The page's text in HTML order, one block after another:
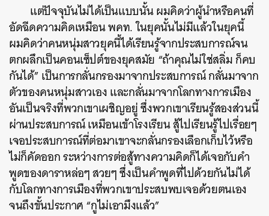
แต่ปัจจุบันไม่ได้เป็นแบบนั้น ผมคิดว่าผู้นำหรือคนที่
อัดฉีดความคิดเหมือน พคท. ในยุคนั้นไม่มีแล้วในยุคนี้
ผมคิดว่าคนหนุ่มสาวยุคนี้ได้เรียนรู้จากประสบการณ์จน
ตกผลึกเป็นคอนเซ็ปต์ของยุคสมัย “ถ้าคุณไม่ใช่สลิ่ม ก็คบ
กันได้” เป็นการกลั่นกรองมาจากประสบการณ์ กลั่นมาจาก
ตัวของคนหนุ่มสาวเอง และกลั่นมาจากโลกทางการเมือง
อันเป็นจริงที่พวกเขาเผชิญอยู่ ซึ่งพวกเขาเรียนรู้สองส่วนนี้
ผ่านประสบการณ์ เหมือนเข้าโรงเรียน สู้ไปเรียนรู้ไปเรื่อยๆ
เจอประสบการณ์ที่ต่อมาเขาจะกลั่นกรองเลือกเก็บไว้หรือ
ไม่ก็คัดออก ระหว่างการต่อสู้ทางความคิดก็ได้เจอกับคำ
พูดของดาราหล่อๆ สวยๆ ซึ่งเป็นคำพูดที่ไปด้วยกันไม่ได้
กับโลกทางการเมืองที่พวกเขาประสบพบเจอด้วยตนเอง
จนถึงขั้นประกาศ “กูไม่เอามึงแล้ว”